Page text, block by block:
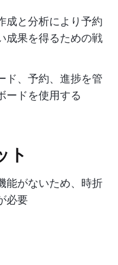
成と分析により予約
成果を得るための戦
ド、予約、進捗を管
ードを使用する
ト
能がないため、時折
必要